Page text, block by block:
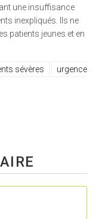
une insuffisance
inexpliqués. Ils ne
patients jeunes et en
sévères urgence